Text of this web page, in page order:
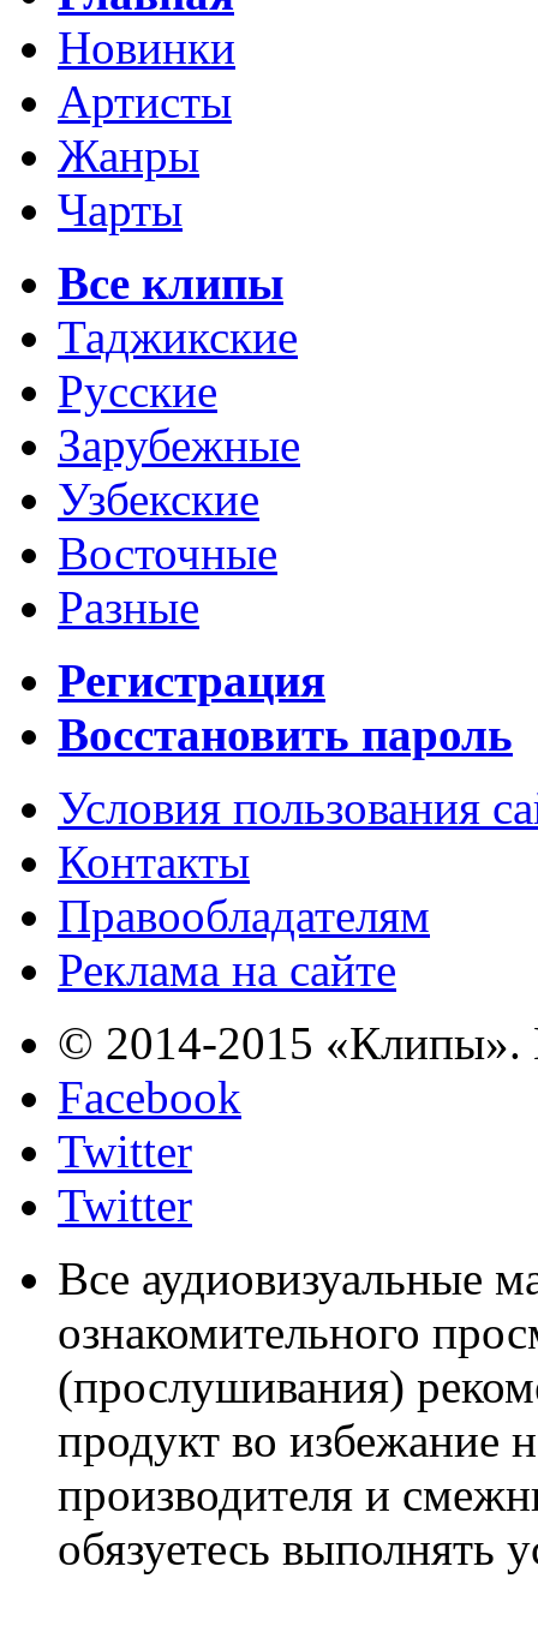
Новинки
Артисты
Жанры
Чарты
Все клипы
Таджикские
Русские
Зарубежные
Узбекские
Восточные
Разные
Регистрация
Восстановить пароль
Условия пользования
Контакты
Правообладателям
Реклама на сайте
© 2014-2015 «Клипы».
Facebook
Twitter
Twitter
Все аудиовизуальные
ознакомительного
(прослушивания)
продукт во избежание
производителя и
обязуетесь выполнять